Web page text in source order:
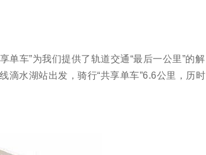
单车”为我们提供了轨道交通“最后一公里”的解
滴水湖站出发，骑行“共享单车”6.6公里，历时